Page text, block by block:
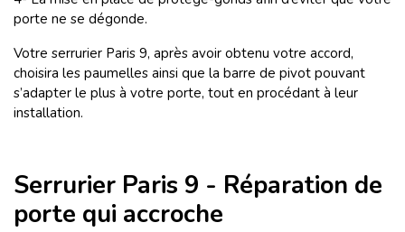
porte ne se dégonde.
Votre serrurier Paris 9, après avoir obtenu votre accord,
choisira les paumelles ainsi que la barre de pivot pouvant
s’adapter le plus à votre porte, tout en procédant à leur
installation.
Serrurier Paris 9 - Réparation de
porte qui accroche